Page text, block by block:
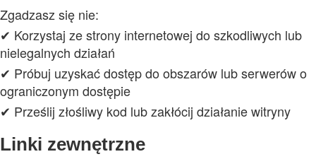
Zgadzasz się nie:
✔ Korzystaj ze strony internetowej do szkodliwych lub
nielegalnych działań
✔ Próbuj uzyskać dostęp do obszarów lub serwerów o
ograniczonym dostępie
✔ Prześlij złośliwy kod lub zakłócij działanie witryny
Linki zewnętrzne